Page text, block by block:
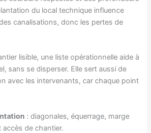
du local technique influence
canalisations, donc les pertes de
lisible, une liste opérationnelle aide à
sans se disperser. Elle sert aussi de
avec les intervenants, car chaque point
: diagonales, équerrage, marge
accès de chantier.